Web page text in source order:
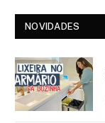
NOVIDADES